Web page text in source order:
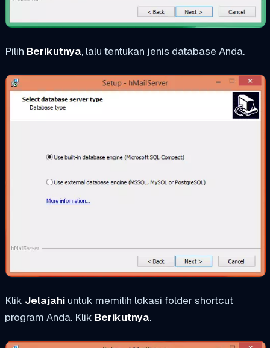
Pilih Berikutnya, lalu tentukan jenis database Anda.
Klik Jelajahi untuk memilih lokasi folder shortcut
program Anda. Klik Berikutnya.